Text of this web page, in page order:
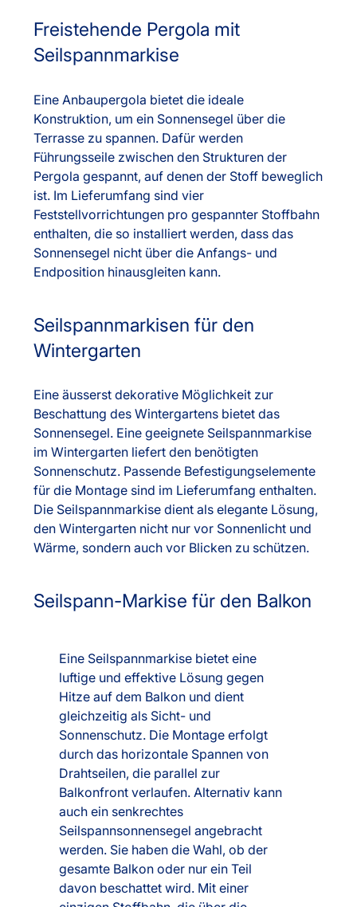
Freistehende Pergola mit
Seilspannmarkise
Eine Anbaupergola bietet die ideale
Konstruktion, um ein Sonnensegel über die
Terrasse zu spannen. Dafür werden
Führungsseile zwischen den Strukturen der
Pergola gespannt, auf denen der Stoff beweglich
ist. Im Lieferumfang sind vier
Feststellvorrichtungen pro gespannter Stoffbahn
enthalten, die so installiert werden, dass das
Sonnensegel nicht über die Anfangs- und
Endposition hinausgleiten kann.
Seilspannmarkisen für den
Wintergarten
Eine äusserst dekorative Möglichkeit zur
Beschattung des Wintergartens bietet das
Sonnensegel. Eine geeignete Seilspannmarkise
im Wintergarten liefert den benötigten
Sonnenschutz. Passende Befestigungselemente
für die Montage sind im Lieferumfang enthalten.
Die Seilspannmarkise dient als elegante Lösung,
den Wintergarten nicht nur vor Sonnenlicht und
Wärme, sondern auch vor Blicken zu schützen.
Seilspann-Markise für den Balkon
Eine Seilspannmarkise bietet eine
luftige und effektive Lösung gegen
Hitze auf dem Balkon und dient
gleichzeitig als Sicht- und
Sonnenschutz. Die Montage erfolgt
durch das horizontale Spannen von
Drahtseilen, die parallel zur
Balkonfront verlaufen. Alternativ kann
auch ein senkrechtes
Seilspannsonnensegel angebracht
werden. Sie haben die Wahl, ob der
gesamte Balkon oder nur ein Teil
davon beschattet wird. Mit einer